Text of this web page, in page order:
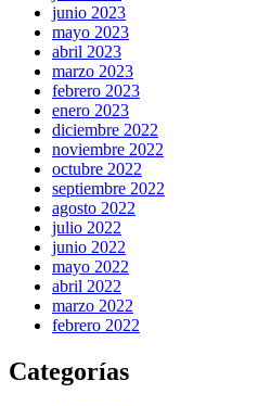
junio 2023
mayo 2023
abril 2023
marzo 2023
febrero 2023
enero 2023
diciembre 2022
noviembre 2022
octubre 2022
septiembre 2022
agosto 2022
julio 2022
junio 2022
mayo 2022
abril 2022
marzo 2022
febrero 2022
Categorías